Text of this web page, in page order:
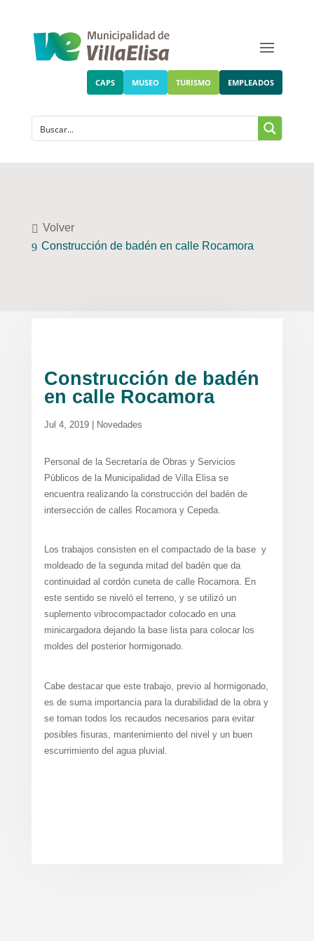
CAPS MUSEO TURISMO EMPLEADOS
Volver
Construcción de badén en calle Rocamora
Construcción de badén
en calle Rocamora
Jul 4, 2019| Novedades
Personal de la Secretaría de Obras y Servicios
Públicos de la Municipalidad de Villa Elisa se
encuentra realizando la construcción del badén de
intersección de calles Rocamora y Cepeda.
Los trabajos consisten en el compactado de la base y
moldeado de la segunda mitad del badén que da
continuidad al cordón cuneta de calle Rocamora. En
este sentido se niveló el terreno, y se utilizó un
suplemento vibrocompactador colocado en una
minicargadora dejando la base lista para colocar los
moldes del posterior hormigonado.
Cabe destacar que este trabajo, previo al hormigonado,
es de suma importancia para la durabilidad de la obra y
se toman todos los recaudos necesarios para evitar
posibles fisuras, mantenimiento del nivel y un buen
escurrimiento del agua pluvial.